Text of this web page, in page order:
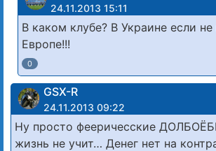
24.11.2013 15:11
В каком клубе? В Украине если
Европе!!!
0
GSX-R
24.11.2013 09:22
Ну просто фееричесские
жизнь не учит… Денег нет на